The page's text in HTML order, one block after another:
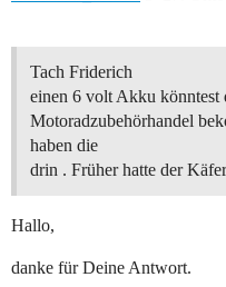
Tach Friderich
einen 6 volt Akku könntest
Motoradzubehörhandel
haben die
drin . Früher hatte der
Hallo,
danke für Deine Antwort.